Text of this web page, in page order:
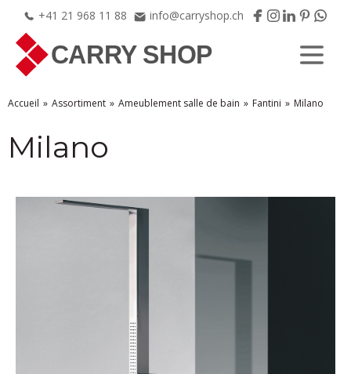
+41 21 968 11 88 info@carryshop.ch
Accueil Assortiment Ameublement salle de bain Fantini Milano
Milano